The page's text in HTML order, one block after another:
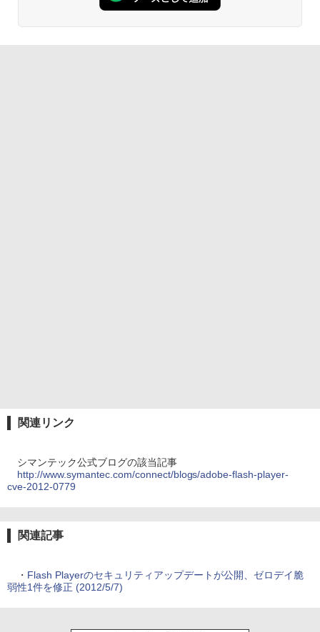
関連リンク
シマンテック公式ブログの該当記事
http://www.symantec.com/connect/blogs/adobe-flash-player-
cve-2012-0779
関連記事
・ Flash Playerのセキュリティアップデートが公開、ゼロデイ脆
弱性1件を修正 (2012/5/7)